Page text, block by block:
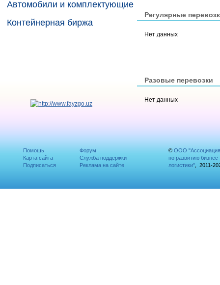
Автомобили и комплектующие
Контейнерная биржа
Регулярные
Нет данных
Разовые перевозки
Нет данных
Помощь
Карта сайта
Подписаться
Форум
Служба поддержки
Реклама на сайте
© ООО "Ассоциация
по развитию бизнес
логистики", 2011-